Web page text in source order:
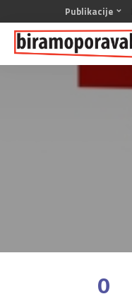
Publikacije
0